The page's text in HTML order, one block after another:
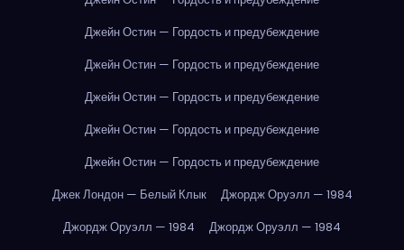
Джейн Остин — Гордость и предубеждение
Джейн Остин — Гордость и предубеждение
Джейн Остин — Гордость и предубеждение
Джейн Остин — Гордость и предубеждение
Джейн Остин — Гордость и предубеждение
Джек Лондон — Белый Клык
Джордж Оруэлл — 1984
Джордж Оруэлл — 1984
Джордж Оруэлл — 1984